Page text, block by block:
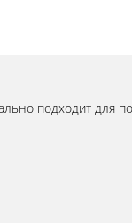
подходит для